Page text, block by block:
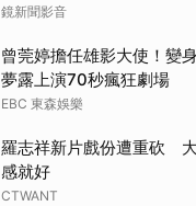
鏡新聞影音
曾莞婷擔任雄影大使！變
夢露上演70秒瘋狂劇場
EBC 東森娛樂
羅志祥新片戲份遭重砍
感就好
CTWANT